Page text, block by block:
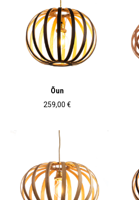
Õun
259,00 €